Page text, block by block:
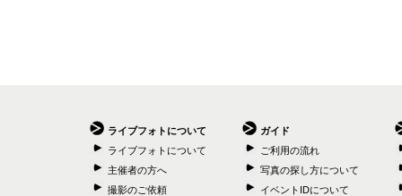
ライブフォトについて
ライブフォトについて
主催者の方へ
撮影のご依頼
ガイド
ご利用の流れ
写真の探し方について
イベントIDについて